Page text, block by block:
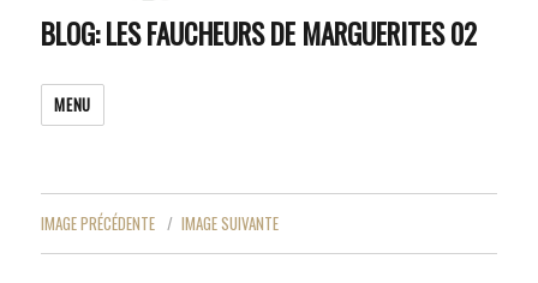
BLOG: LES FAUCHEURS DE MARGUERITES 02
MENU
IMAGE PRÉCÉDENTE IMAGE SUIVANTE